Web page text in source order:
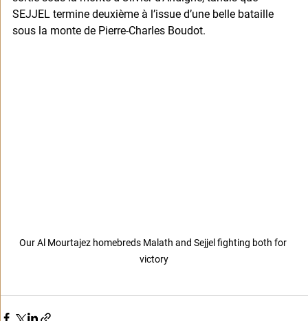
SEJJEL termine deuxième à l’issue d’une belle bataille
sous la monte de Pierre-Charles Boudot.
Our Al Mourtajez homebreds Malath and Sejjel fighting both for
victory